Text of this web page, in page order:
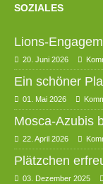
SOZIALES
Lions-
20. Juni 2026
Ein schöner
01. Mai 2026
Mosca-Azubis
22. April 2026
Plätzchen
03. Dezember 2025